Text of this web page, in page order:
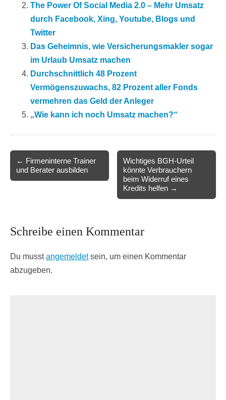
The Power Of Social Media 2.0 – Mehr Umsatz
durch Facebook, Xing, Youtube, Blogs und
Twitter
Das Geheimnis, wie Versicherungsmakler sogar
im Urlaub Umsatz machen
Durchschnittlich 48 Prozent
Vermögenszuwachs, 82 Prozent aller Fonds
vermehren das Geld der Anleger
„Wie kann ich noch Umsatz machen?“
navigation
← Firmeninterne Trainer
und Berater ausbilden
Wichtiges BGH-Urteil
könnte Verbrauchern
beim Widerruf eines
Kredits helfen →
Schreibe einen Kommentar
Du musstangemeldetsein, um einen Kommentar
abzugeben.